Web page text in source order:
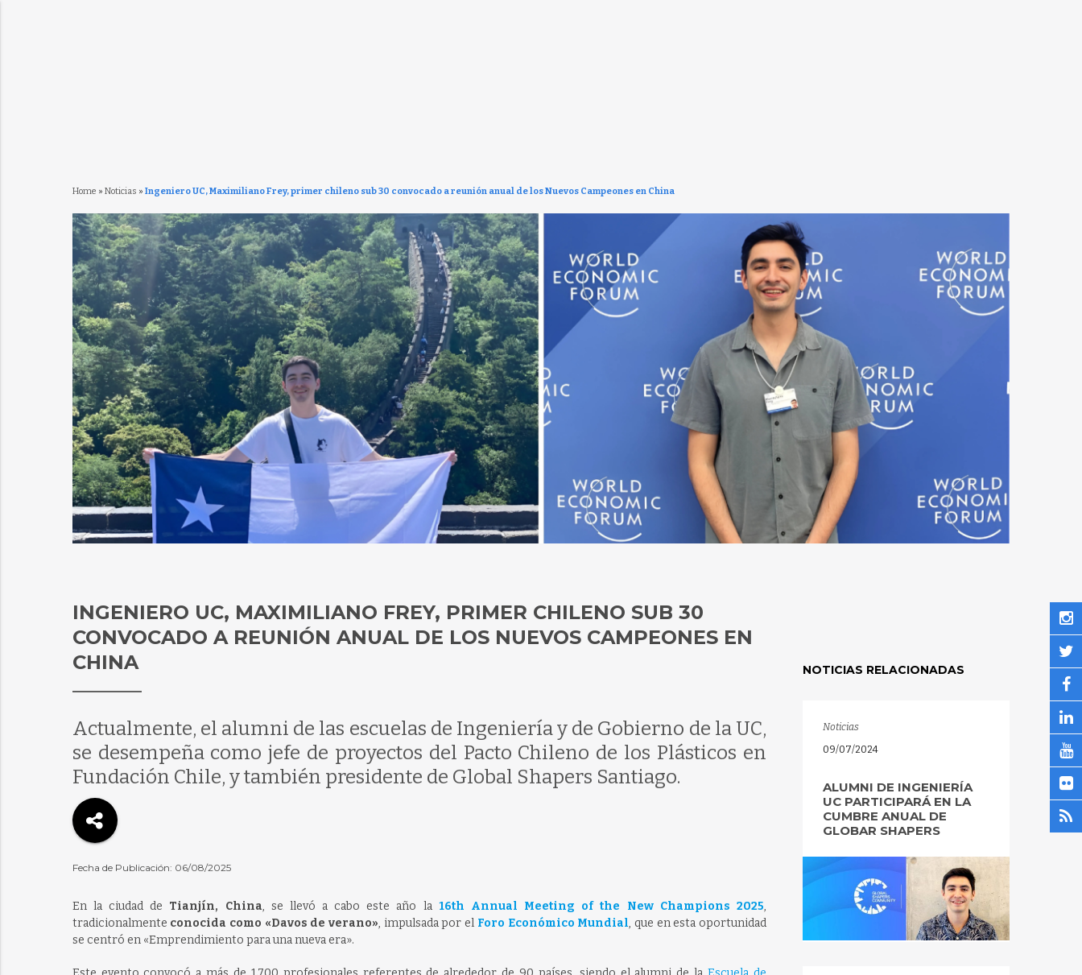
Home » Noticias » Ingeniero UC, Maximiliano Frey, primer chileno sub 30 convocado a reunión anual de los Nuevos Campeones en China
INGENIERO UC, MAXIMILIANO FREY, PRIMER CHILENO SUB 30
CONVOCADO A REUNIÓN ANUAL DE LOS NUEVOS CAMPEONES EN
CHINA
Actualmente, el alumni de las escuelas de Ingeniería y de Gobierno de la UC,
se desempeña como jefe de proyectos del Pacto Chileno de los Plásticos en
Fundación Chile, y también presidente de Global Shapers Santiago.
Fecha de Publicación: 06/08/2025
En la ciudad de Tianjín, China, se llevó a cabo este año la 16th Annual Meeting of the New Champions 2025,
tradicionalmente conocida como «Davos de verano», impulsada por el Foro Económico Mundial, que en esta oportunidad
se centró en «Emprendimiento para una nueva era».
NOTICIAS RELACIONADAS
Noticias
09/07/2024
ALUMNI DE INGENIERÍA
UC PARTICIPARÁ EN LA
CUMBRE ANUAL DE
GLOBAR SHAPERS